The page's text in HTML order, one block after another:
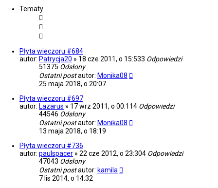
a
a
w
a
n
s
o
w
a
n
e
Tematy
Płyta wieczoru #684
autor: Patrycja20 » 18 cze 2011, o 15:533 Odpowiedzi
51375 Odsłony
Ostatni postautor: Monika08
25 maja 2018, o 20:07
Płyta wieczoru #697
autor: Lazarus » 17 wrz 2011, o 00:114 Odpowiedzi
44546 Odsłony
Ostatni postautor: Monika08
13 maja 2018, o 18:19
Płyta wieczoru #736
autor: paulspacer » 22 cze 2012, o 23:304 Odpowiedzi
47043 Odsłony
Ostatni postautor: kamila
7 lis 2014, o 14:32